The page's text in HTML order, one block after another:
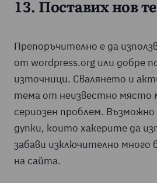
13. Поставих нов
Препоръчително е да
от wordpress.org или добре
източници. Свалянето и
тема от неизвестно място
сериозен проблем.
дупки, които хакерите да
забави изключително много
на сайта.